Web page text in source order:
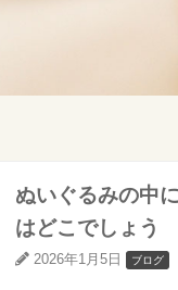
ぬいぐるみの中
はどこでしょう
2026年1月5日 ブログ